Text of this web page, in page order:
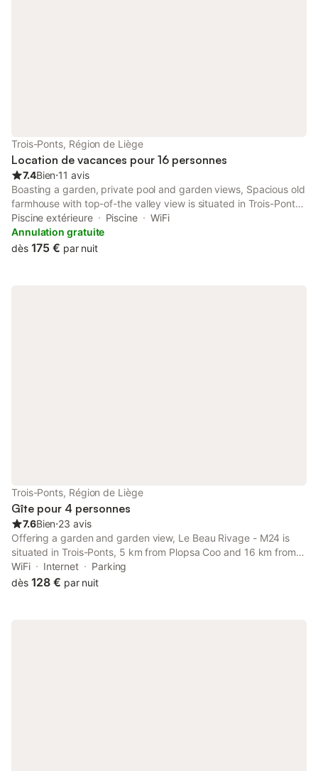
Trois-Ponts, Région de Liège
Location de vacances pour 16 personnes
7.4Bien⋅11 avis
Boasting a garden, private pool and garden views, Spacious old
farmhouse with top-of-the valley view is situated in Trois-Ponts.
This property offers access to a terrace, free private parking
and free WiFi. The property is non-smoking and is set 6.
Piscine extérieure Piscine
WiFi
Annulation gratuite
dès 175 € par nuit
Trois-Ponts, Région de Liège
Gîte pour 4 personnes
7.6Bien⋅23 avis
Offering a garden and garden view, Le Beau Rivage - M24 is
situated in Trois-Ponts, 5 km from Plopsa Coo and 16 km from
Circuit Spa-Francorchamps. Both free WiFi and parking on-site
are accessible at the chalet free of charge.
WiFi Internet
Parking
dès 128 € par nuit